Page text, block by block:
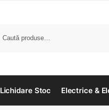
Lichidare Stoc Electrice &